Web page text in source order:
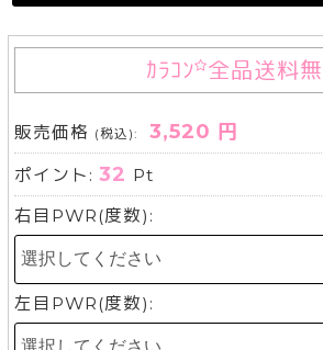
ｶﾗｺﾝ 全品送料
販売価格 (税込): 3,520 円
ポイント:32 Pt
右目PWR(度数):
左目PWR(度数):